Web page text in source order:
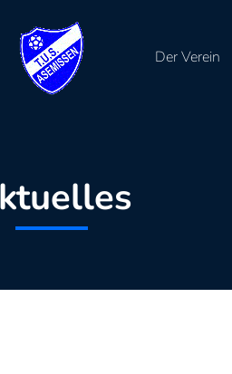
Der Verein